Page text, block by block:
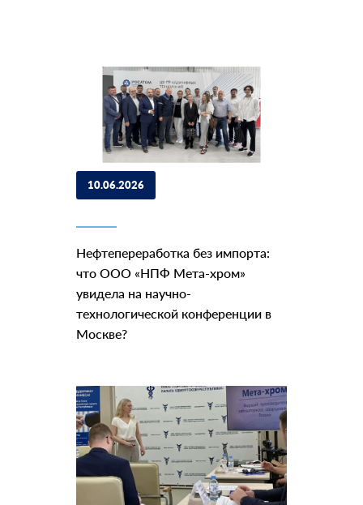
10.06.2026
Нефтепереработка без импорта:
что ООО «НПФ Мета-хром»
увидела на научно-
технологической конференции в
Москве?